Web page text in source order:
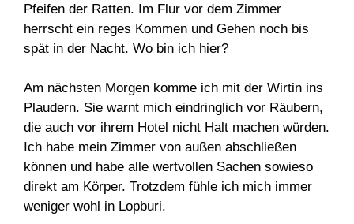
Pfeifen der Ratten. Im Flur vor dem Zimmer
herrscht ein reges Kommen und Gehen noch bis
spät in der Nacht. Wo bin ich hier?
Am nächsten Morgen komme ich mit der Wirtin ins
Plaudern. Sie warnt mich eindringlich vor Räubern,
die auch vor ihrem Hotel nicht Halt machen würden.
Ich habe mein Zimmer von außen abschließen
können und habe alle wertvollen Sachen sowieso
direkt am Körper. Trotzdem fühle ich mich immer
weniger wohl in Lopburi.